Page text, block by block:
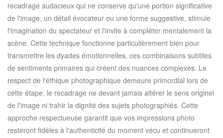
recadrage audacieux qui ne conserve qu'une portion significative
de l'image, un détail évocateur ou une forme suggestive, stimule
l'imagination du spectateur et l'invite à compléter mentalement la
scène. Cette technique fonctionne particulièrement bien pour
transmettre les dyades émotionnelles, ces combinaisons subtiles
de sentiments primaires qui créent des nuances complexes. Le
respect de l'éthique photographique demeure primordial lors de
cette étape, le recadrage ne devant jamais altérer le sens originel
de l'image ni trahir la dignité des sujets photographiés. Cette
approche respectueuse garantit que vos impressions photo
resteront fidèles à l'authenticité du moment vécu et continueront